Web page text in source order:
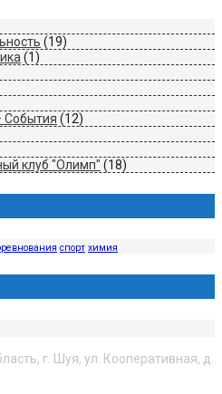
(19)
(1)
События (12)
клуб "Олимп" (18)
спорт химия
г. Шуя, ул. Кооперативная, д.